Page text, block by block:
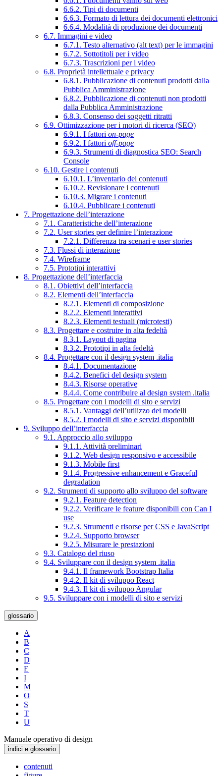
6.6.2. Tipi di documenti
6.6.3. Formato di lettura dei documenti elettronici
6.6.4. Modalità di produzione dei documenti
6.7. Immagini e video
6.7.1. Testo alternativo (alt text) per le immagini
6.7.2. Sottotitoli per i video
6.7.3. Trascrizioni per i video
6.8. Proprietà intellettuale e privacy
6.8.1. Pubblicazione di contenuti prodotti dalla
Pubblica Amministrazione
6.8.2. Pubblicazione di contenuti non prodotti
dalla Pubblica Amministrazione
6.8.3. Consenso dei soggetti ritratti
6.9. Ottimizzazione per i motori di ricerca (SEO)
6.9.1. I fattori on-page
6.9.2. I fattori off-page
6.9.3. Strumenti di diagnostica SEO: Search
Console
6.10. Gestire i contenuti
6.10.1. L’inventario dei contenuti
6.10.2. Revisionare i contenuti
6.10.3. Migrare i contenuti
6.10.4. Pubblicare i contenuti
7. Progettazione dell’interazione
7.1. Caratteristiche dell’interazione
7.2. User stories per definire l’interazione
7.2.1. Differenza tra scenari e user stories
7.3. Flussi di interazione
7.4. Wireframe
7.5. Prototipi interattivi
8. Progettazione dell’interfaccia
8.1. Obiettivi dell’interfaccia
8.2. Elementi dell’interfaccia
8.2.1. Elementi di composizione
8.2.2. Elementi interattivi
8.2.3. Elementi testuali (microtesti)
8.3. Progettare e costruire in alta fedeltà
8.3.1. Layout di pagina
8.3.2. Prototipi in alta fedeltà
8.4. Progettare con il design system .italia
8.4.1. Documentazione
8.4.2. Benefici del design system
8.4.3. Risorse operative
8.4.4. Come contribuire al design system .italia
8.5. Progettare con i modelli di sito e servizi
8.5.1. Vantaggi dell’utilizzo dei modelli
8.5.2. I modelli di sito e servizi disponibili
9. Sviluppo dell’interfaccia
9.1. Approccio allo sviluppo
9.1.1. Attività preliminari
9.1.2. Web design responsivo e accessibile
9.1.3. Mobile first
9.1.4. Progressive enhancement e Graceful
degradation
9.2. Strumenti di supporto allo sviluppo del software
9.2.1. Feature detection
9.2.2. Verificare le feature disponibili con Can I
use
9.2.3. Strumenti e risorse per CSS e JavaScript
9.2.4. Supporto browser
9.2.5. Misurare le prestazioni
9.3. Catalogo del riuso
9.4. Sviluppare con il design system .italia
9.4.1. Il framework Bootstrap Italia
9.4.2. Il kit di sviluppo React
9.4.3. Il kit di sviluppo Angular
9.5. Sviluppare con i modelli di sito e servizi
glossario
A
B
C
D
E
I
M
O
S
T
U
Manuale operativo di design
indici e glossario
contenuti